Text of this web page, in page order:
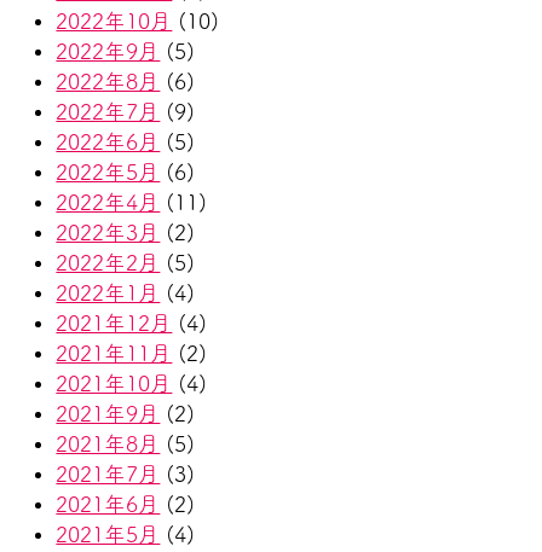
2022年10月
(10)
2022年9月
(5)
2022年8月
(6)
2022年7月
(9)
2022年6月
(5)
2022年5月
(6)
2022年4月
(11)
2022年3月
(2)
2022年2月
(5)
2022年1月
(4)
2021年12月
(4)
2021年11月
(2)
2021年10月
(4)
2021年9月
(2)
2021年8月
(5)
2021年7月
(3)
2021年6月
(2)
2021年5月
(4)